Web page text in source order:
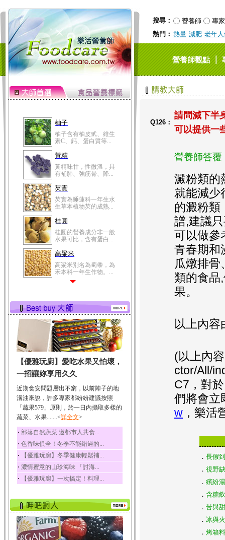
搜尋： 營養師
專家
熱門： 熱量 減肥 老年
營養師觀點｜
柚子
柚子含有柚皮甙、維生
素C、鈣、蛋白質等...
黃精
黃精味甘，性微溫，具
有補肺、強筋骨、降...
芡實
芡實為睡蓮科一年生水
生草本植物芡的成熟...
桂圓
桂圓的營養成分非一般
水果可比，含有蛋白...
高粱米
高粱米別名為蜀黍，為
禾本科一年生作物。...
有蛋白質、脂肪、磷...
鮪魚
鮪魚肚肉中的不飽和脂
肪酸內富含EPA和DH...
韭菜
韭菜所含的膳食纖維能
幫助消化與通便；揮...
冬瓜
冬瓜營養價值高，鈉含
量極低是水腫病人的...
豆豉
豆豉裡頭含有營養的蛋
白質、脂肪、鈣、磷...
榛果
榛果裡所含的營養素有
蛋白質、脂肪、醣類...
迷迭香
酸、迷迭香酸、植物...
咖啡
咖啡中的咖啡因會刺激
中樞神經系統，特別...
【優雅玩廚】愛吃水果又怕壞，
一招讓妳享用久久
近期食安問題層出不窮，以前陣子的地
溝油來說，許多專家都紛紛建議按照
「蔬果579」原則，於一日內攝取多樣的
蔬菜、水果.......<詳全文>
‧ 部落自然蔬菜 邀都市人共食...
‧ 色香味俱全！冬季不能錯過的...
‧ 【優雅玩廚】冬季健康輕鬆補...
‧ 濃情蜜意的山珍海味 「討海...
‧ 【優雅玩廚】一次搞定！料理...
Q126：
請問減下半
可以提供一
營養師答覆
澱粉類的
就能減少
的澱粉類
譜,建議
可以做參
青春期和
瓜燉排骨
類的食品
果。
以上內
(以上內
ctor/All/
C7，對
們將會立
w ，樂活
． 長假
． 視野
． 繽紛
． 含糖
． 苦與
． 冰與
． 烤箱